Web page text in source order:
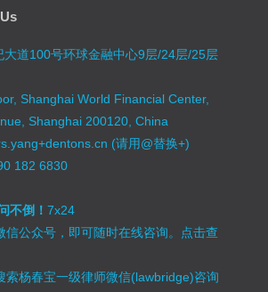
道100号环球金融中心9层/24层/25层
Shanghai World Financial Center,
Shanghai 200120, China
(请用@替换+)
182 6830
不倒！7x24
公众号，即可随时在线咨询。 点击查
索杨春宝一级律师微信(lawbridge)咨询